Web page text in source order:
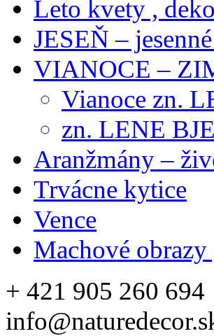
Leto kvety ,
JESEŇ –
VIANOCE –
Vianoce zn.
zn. LENE
Aranžmány –
Trvácne kytice
Vence
Machové obrazy
+ 421 905 260 694